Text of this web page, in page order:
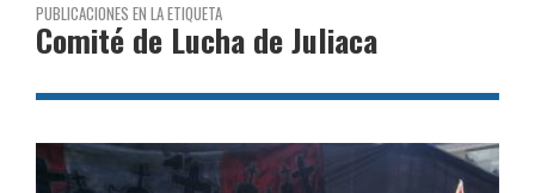
PUBLICACIONES EN LA ETIQUETA
Comité de Lucha de Juliaca